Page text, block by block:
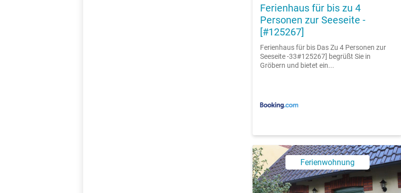
Ferienhaus für bis zu 4
Personen zur Seeseite -
[#125267]
Ferienhaus für bis Das Zu 4 Personen zur
Seeseite -33#125267] begrüßt Sie in
Gröbern und bietet ein...
Ferienwohnung